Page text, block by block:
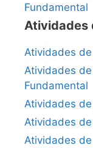
Fundamental
Atividades
Atividades
Atividades
Fundamental
Atividades
Atividades
Atividades